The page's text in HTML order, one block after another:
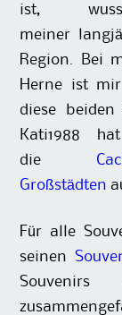
ist,
meiner
Region. Bei
Herne ist
diese beiden
Kati1988
die
Großstädten
Für alle
seinen